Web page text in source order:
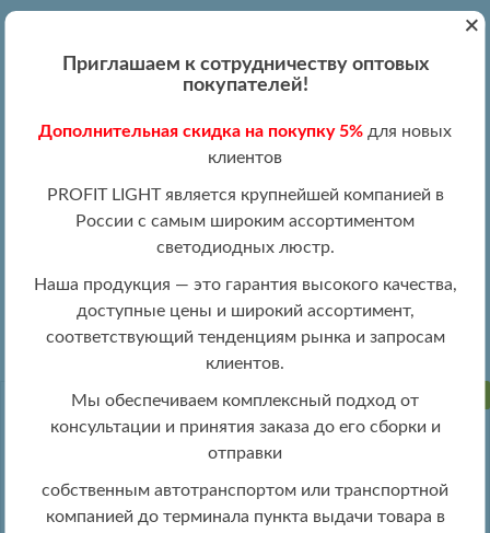
Регистрация
ПН-ПТ 09:00 - 19:00
info@profitlight.ru
Люстры оптом » Люстры LED оптом » 8075/2+2 PBK
ПРОДАНО
+
Приглашаем к сотрудничеству оптовых
покупателей!
Дополнительная скидка на покупку 5% для новых
клиентов
PROFIT LIGHT является крупнейшей компанией в
России с самым широким ассортиментом
светодиодных люстр.
Наша продукция — это гарантия высокого качества,
доступные цены и широкий ассортимент,
соответствующий тенденциям рынка и запросам
клиентов.
Мы обеспечиваем комплексный подход от
консультации и принятия заказа до его сборки и
отправки
собственным автотранспортом или транспортной
компанией до терминала пункта выдачи товара в